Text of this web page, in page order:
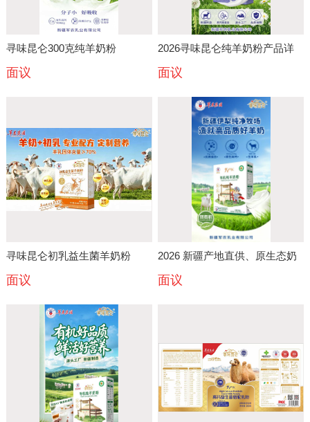
寻味昆仑300克纯羊奶粉
面议
2026寻味昆仑纯羊奶粉产品详
情｜原生高钙小分子纯羊乳全家
面议
寻味昆仑初乳益生菌羊奶粉
面议
2026 新疆产地直供、原生态奶
源
面议